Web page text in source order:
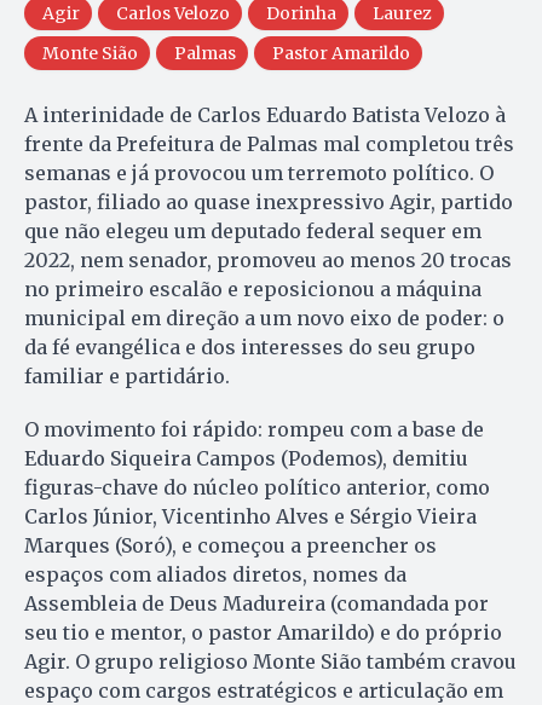
Agir Carlos Velozo Dorinha
Laurez
Monte Sião
Palmas Pastor Amarildo
A interinidade de Carlos Eduardo Batista Velozo à
frente da Prefeitura de Palmas mal completou três
semanas e já provocou um terremoto político. O
pastor, filiado ao quase inexpressivo Agir, partido
que não elegeu um deputado federal sequer em
2022, nem senador, promoveu ao menos 20 trocas
no primeiro escalão e reposicionou a máquina
municipal em direção a um novo eixo de poder: o
da fé evangélica e dos interesses do seu grupo
familiar e partidário.
O movimento foi rápido: rompeu com a base de
Eduardo Siqueira Campos (Podemos), demitiu
figuras-chave do núcleo político anterior, como
Carlos Júnior, Vicentinho Alves e Sérgio Vieira
Marques (Soró), e começou a preencher os
espaços com aliados diretos, nomes da
Assembleia de Deus Madureira (comandada por
seu tio e mentor, o pastor Amarildo) e do próprio
Agir. O grupo religioso Monte Sião também cravou
espaço com cargos estratégicos e articulação em